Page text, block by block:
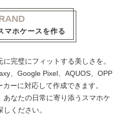
マホケースを作る
完璧にフィットする美しさを。
、Google Pixel、AQUOS、OPP
ーに対応して作成できます。
なたの日常に寄り添うスマホケ
しください。